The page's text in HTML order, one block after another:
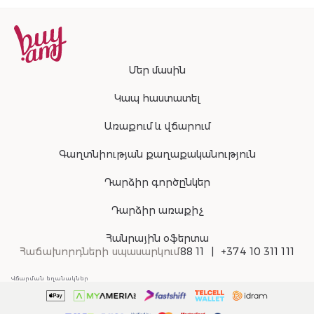
Մեր մասին
Կապ հաստատել
Առաքում և վճարում
Գաղտնիության քաղաքականություն
Դարձիր գործընկեր
Դարձիր առաքիչ
Հանրային օֆերտա
Հաճախորդների սպասարկում88 11 +374 10 311 111
Վճարման եղանակներ